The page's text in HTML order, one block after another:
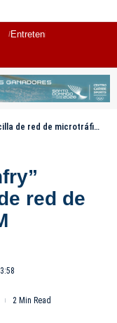
Entretenimiento
de microtráfico en SPM
red de
2 Min Read